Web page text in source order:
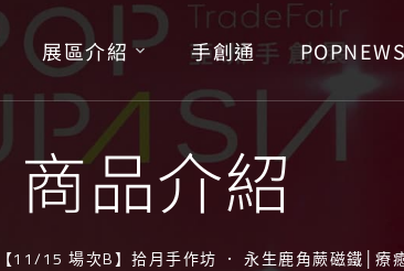
展區介紹 手創通
商品介紹
【11/15 場次B】拾月手作坊 ． 永生鹿角蕨磁鐵│療